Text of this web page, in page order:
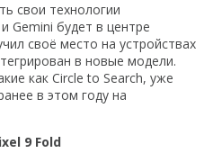
свои технологии
Gemini будет в центре
своё место на устройствах
в новые модели.
как Circle to Search, уже
в этом году на
9 Fold